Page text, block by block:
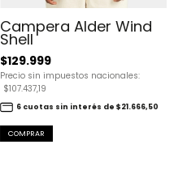
Campera Alder Wind
Shell
$129.999
Precio sin impuestos nacionales:
$107.437,19
6 cuotas sin interés de $21.666,50
COMPRAR